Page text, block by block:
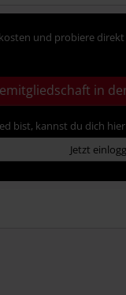
und probiere
in
bist, kannst du dich
Jetzt